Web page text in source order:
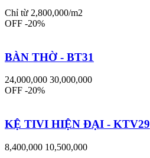
Chỉ từ 2,800,000/m2
OFF -20%
BÀN THỜ - BT31
24,000,000 30,000,000
OFF -20%
KỆ TIVI HIỆN ĐẠI - KTV29
8,400,000 10,500,000